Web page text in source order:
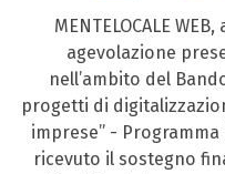
MENTELOCALE
agevolazione
nell’ambito del
progetti di
imprese” - Programma
ricevuto il sostegno